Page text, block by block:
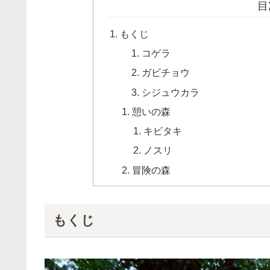
もくじ
コゲラ
ガビチョウ
シジュウカラ
憩いの森
キビタキ
ノスリ
冒険の森
もくじ